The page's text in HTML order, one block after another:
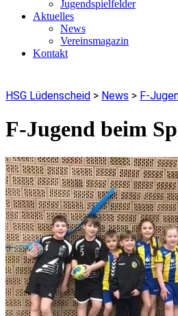
Jugendspielfelder
Aktuelles
News
Vereinsmagazin
Kontakt
HSG Lüdenscheid > News > F-
F-Jugend beim